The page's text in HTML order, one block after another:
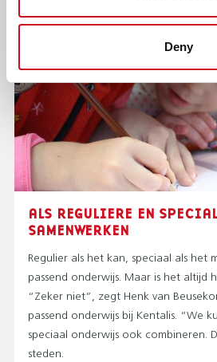
Deny
ALS REGULIERE EN
SAMENWERKEN
Regulier als het kan, speciaal als het
passend onderwijs. Maar is het altijd
“Zeker niet”, zegt Henk van
passend onderwijs bij Kentalis. “We
speciaal onderwijs ook combineren.
steden.